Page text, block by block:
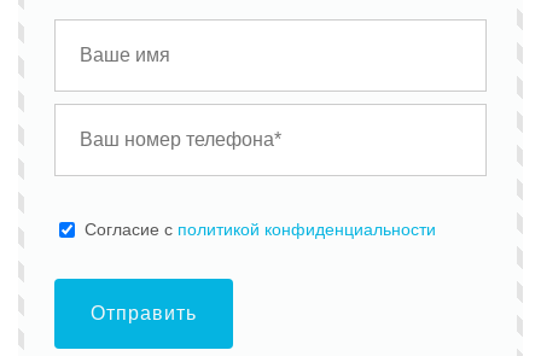
Cогласие с политикой конфиденциальности
Отправить